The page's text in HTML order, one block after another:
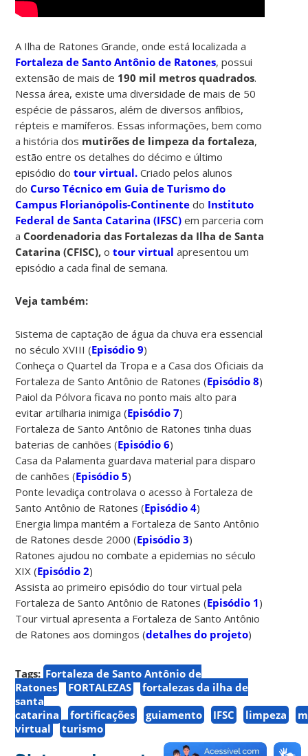
A Ilha de Ratones Grande, onde está localizada a
Fortaleza de Santo Antônio de Ratones, possui
extensão de mais de 190 mil metros quadrados.
Nessa área, existe uma diversidade de mais de 50
espécie de pássaros, além de diversos anfíbios,
répteis e mamíferos. Essas informações, bem como
a história dos mutirões de limpeza da fortaleza,
estão entre os detalhes do décimo e último
episódio dotour virtual. Criado pelos alunos
doCurso Técnico em Guia de Turismo do
Campus Florianópolis-Continente do Instituto
Federal de Santa Catarina (IFSC) em parceria com
a Coordenadoria das Fortalezas da Ilha de Santa
Catarina (CFISC),otour virtual apresentou um
episódio a cada final de semana.
Veja também:
Sistema de captação de água da chuva era essencial
no século XVIII (Episódio 9)
Conheça o Quartel da Tropa e a Casa dos Oficiais da
Fortaleza de Santo Antônio de Ratones (Episódio 8)
Paiol da Pólvora ficava no ponto mais alto para
evitar artilharia inimiga (Episódio 7)
Fortaleza de Santo Antônio de Ratones tinha duas
baterias de canhões (Episódio 6)
Casa da Palamenta guardava material para disparo
de canhões (Episódio 5)
Ponte levadiça controlava o acesso à Fortaleza de
Santo Antônio de Ratones (Episódio 4)
Energia limpa mantém a Fortaleza de Santo Antônio
de Ratones desde 2000 (Episódio 3)
Ratones ajudou no combate a epidemias no século
XIX (Episódio 2)
Assista ao primeiro episódio do tour virtual pela
Fortaleza de Santo Antônio de Ratones (Episódio 1)
Tour virtual apresenta a Fortaleza de Santo Antônio
de Ratones aos domingos (detalhes do projeto)
Tags: Fortaleza de Santo Antônio de
Ratones
FORTALEZAS
fortalezas da ilha de
santa
catarina
fortificações guiamento IFSC limpeza
virtual
turismo